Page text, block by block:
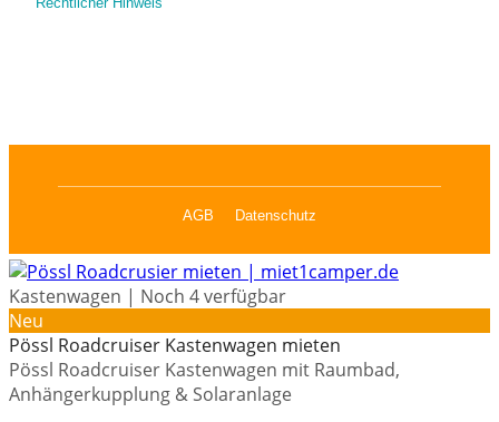
Kastenwagen | Noch 4 verfügbar
Neu
Pössl Roadcruiser Kastenwagen mieten
Pössl Roadcruiser Kastenwagen mit Raumbad,
Anhängerkupplung & Solaranlage